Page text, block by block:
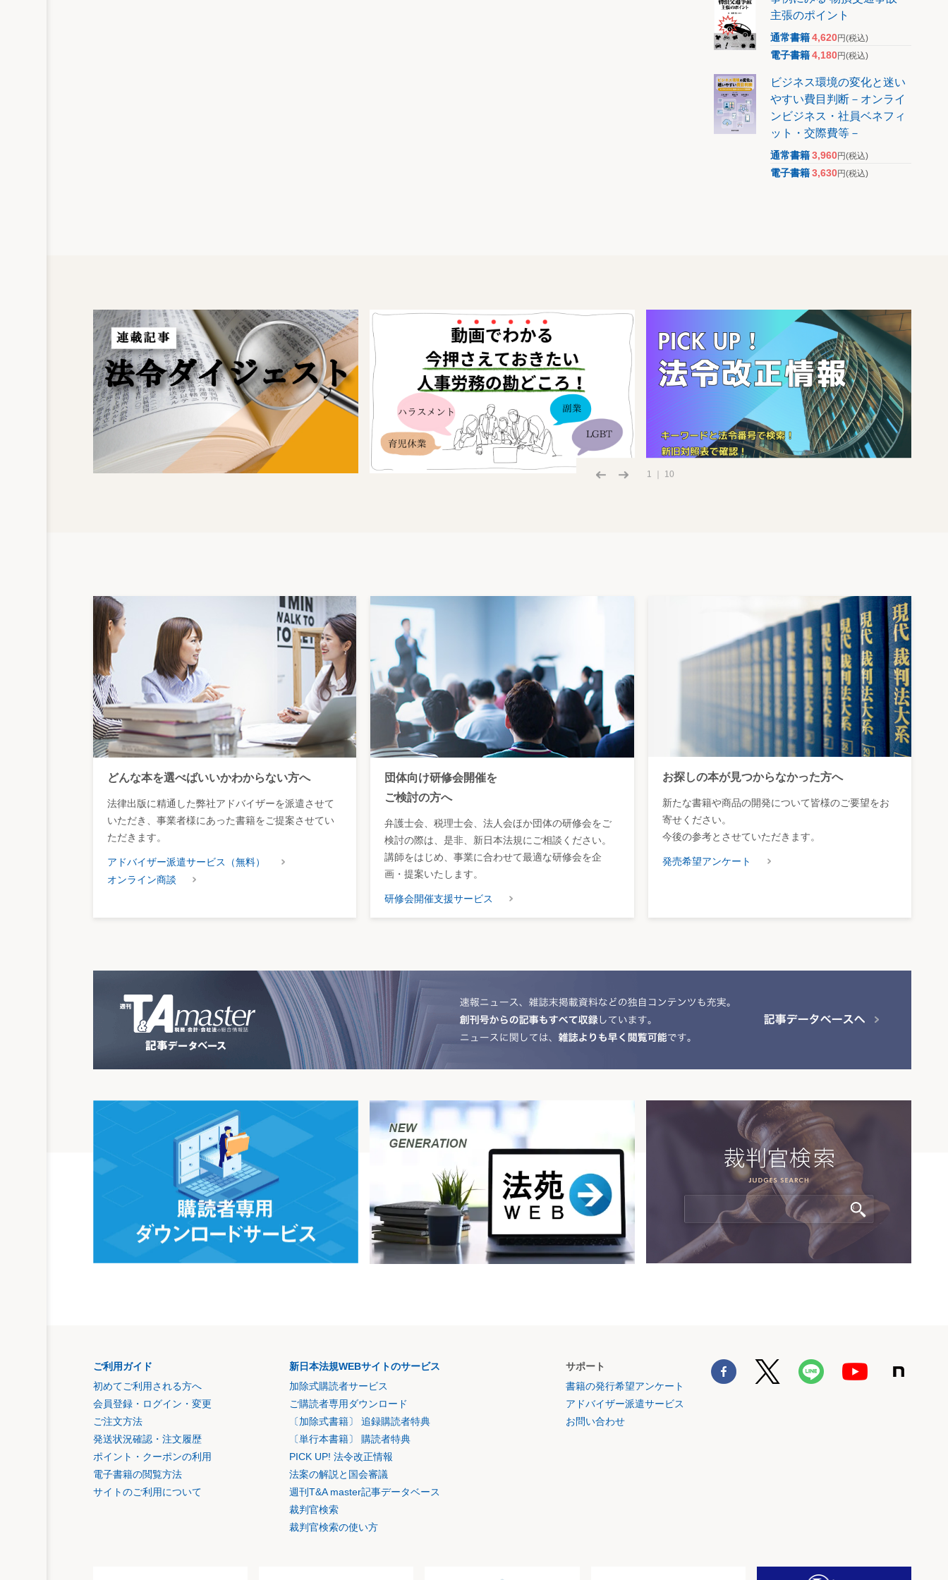
主張のポイント
通常書籍4,620円(税込)
電子書籍4,180円(税込)
ビジネス環境の変化と迷い
やすい費目判断－オンライ
ンビジネス・社員ベネフィ
ット・交際費等－
通常書籍3,960円(税込)
電子書籍3,630円(税込)
1 ｜ 10
どんな本を選べばいいかわからない方へ
法律出版に精通した弊社アドバイザーを派遣させて
いただき、事業者様にあった書籍をご提案させてい
ただきます。
アドバイザー派遣サービス（無料）
オンライン商談
団体向け研修会開催を
ご検討の方へ
弁護士会、税理士会、法人会ほか団体の研修会をご
検討の際は、是非、新日本法規にご相談ください。
講師をはじめ、事業に合わせて最適な研修会を企
画・提案いたします。
研修会開催支援サービス
お探しの本が見つからなかった方へ
新たな書籍や商品の開発について皆様のご要望をお
寄せください。
今後の参考とさせていただきます。
発売希望アンケート
ご利用ガイド
初めてご利用される方へ
会員登録・ログイン・変更
ご注文方法
発送状況確認・注文履歴
ポイント・クーポンの利用
電子書籍の閲覧方法
サイトのご利用について
新日本法規WEBサイトのサービス
加除式購読者サービス
ご購読者専用ダウンロード
〔加除式書籍〕 追録購読者特典
〔単行本書籍〕 購読者特典
PICK UP! 法令改正情報
法案の解説と国会審議
週刊T&A master記事データベース
裁判官検索
裁判官検索の使い方
サポート
書籍の発行希望アンケート
アドバイザー派遣サービス
お問い合わせ